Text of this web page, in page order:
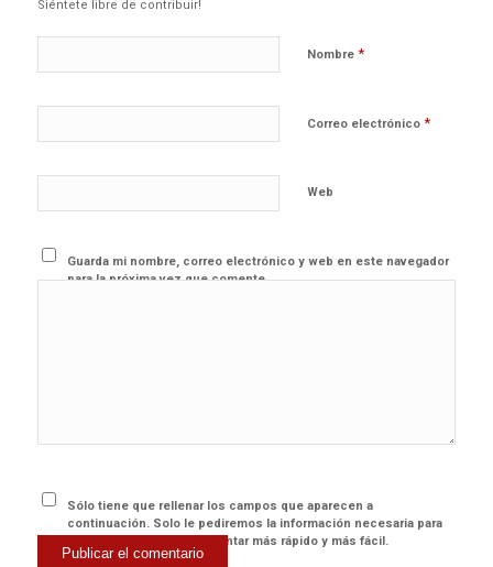
Siéntete libre de contribuir!
Nombre *
Correo electrónico *
Web
Guarda mi nombre, correo electrónico y web en este navegador
para la próxima vez que comente.
Sólo tiene que rellenar los campos que aparecen a
continuación. Solo le pediremos la información necesaria para
hacer el proceso de comentar más rápido y más fácil.